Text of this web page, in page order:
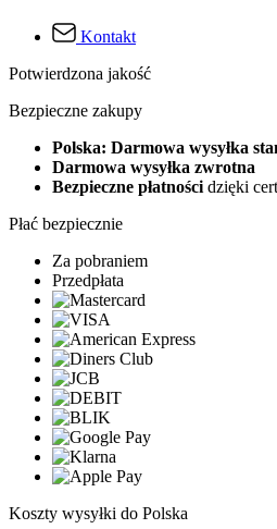
Kontakt
Potwierdzona jakość
Bezpieczne zakupy
Polska: Darmowa wysyłka
Darmowa wysyłka zwrotna
Bezpieczne płatności dzięki
Płać bezpiecznie
Za pobraniem
Przedpłata
Koszty wysyłki do Polska